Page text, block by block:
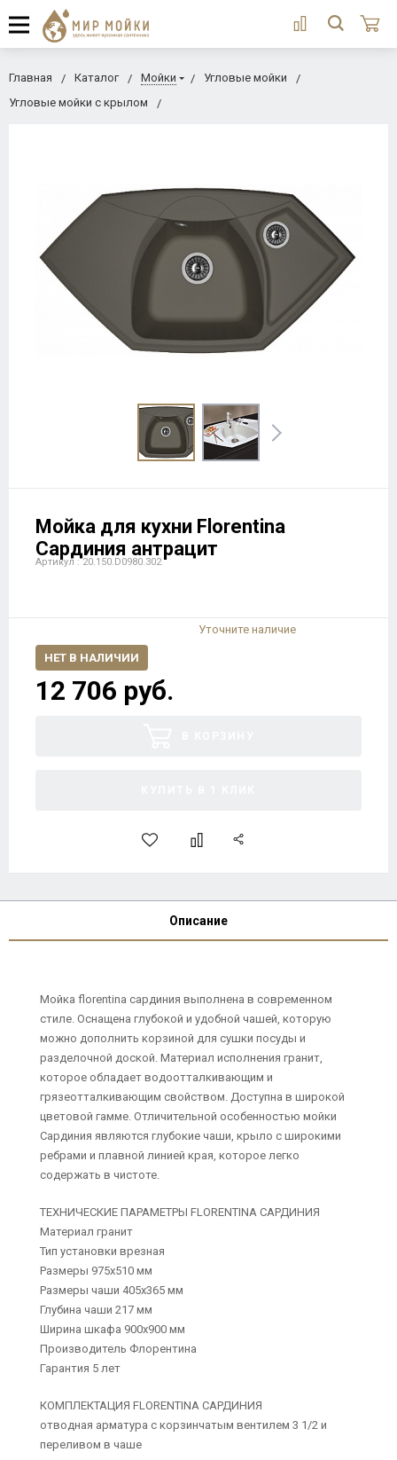
Главная Каталог Мойки
Угловые мойки
Угловые мойки с крылом
Мойка для кухни Florentina
Сардиния антрацит
Артикул : 20.150.D0980.302
Уточните наличие
НЕТ В НАЛИЧИИ
12 706 руб.
Описание
Мойка florentina сардиния выполнена в современном
стиле. Оснащена глубокой и удобной чашей, которую
можно дополнить корзиной для сушки посуды и
разделочной доской. Материал исполнения гранит,
которое обладает водоотталкивающим и
грязеотталкивающим свойством. Доступна в широкой
цветовой гамме. Отличительной особенностью мойки
Сардиния являются глубокие чаши, крыло с широкими
ребрами и плавной линией края, которое легко
содержать в чистоте.
ТЕХНИЧЕСКИЕ ПАРАМЕТРЫ FLORENTINA САРДИНИЯ
Материал гранит
Тип установки врезная
Размеры 975х510 мм
Размеры чаши 405х365 мм
Глубина чаши 217 мм
Ширина шкафа 900х900 мм
Производитель Флорентина
Гарантия 5 лет
КОМПЛЕКТАЦИЯ FLORENTINA САРДИНИЯ
отводная арматура с корзинчатым вентилем 3 1/2 и
переливом в чаше